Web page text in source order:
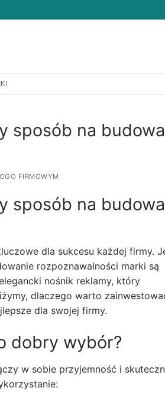
sposób na
FIRMOWYM
sposób na
dla sukcesu każdej firmy.
rozpoznawalności marki są
nośnik reklamy, który
dlaczego warto
dla swojej firmy.
dobry wybór?
w sobie przyjemność i